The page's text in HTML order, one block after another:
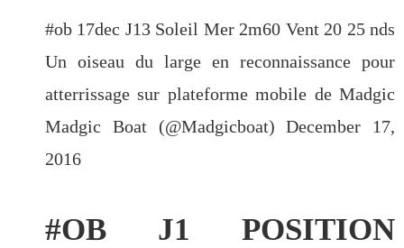
#ob 17dec J13 Soleil Mer 2m60 Vent 20 25 nds
Un oiseau du large en reconnaissance pour
atterrissage sur plateforme mobile de Madgic
Madgic Boat (@Madgicboat) December 17,
2016
#OB J1 POSITION